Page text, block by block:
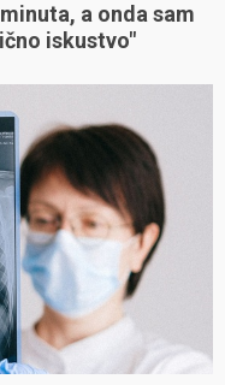
a onda sam
iskustvo"